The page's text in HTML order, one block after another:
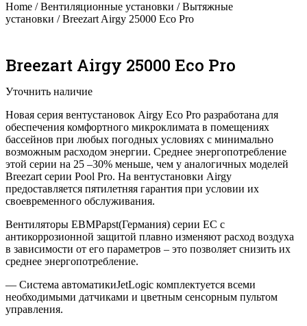
Home /Вентиляционные установки /Вытяжные
установки / Breezart Airgy 25000 Eco Pro
Breezart Airgy 25000 Eco Pro
Уточнить наличие
Новая серия вентустановок Airgy Eco Pro разработана для
обеспечения комфортного микроклимата в помещениях
бассейнов при любых погодных условиях с минимально
возможным расходом энергии. Среднее энергопотребление
этой серии на 25 –30% меньше, чем у аналогичных моделей
Breezart серии Pool Pro. На вентустановки Airgy
предоставляется пятилетняя гарантия при условии их
своевременного обслуживания.
Вентиляторы EBMPapst(Германия) серии EC с
антикоррозионной защитой плавно изменяют расход воздуха
в зависимости от его параметров – это позволяет снизить их
среднее энергопотребление.
— Система автоматикиJetLogic комплектуется всеми
необходимыми датчиками и цветным сенсорным пультом
управления.